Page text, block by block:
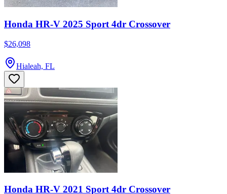
Honda HR-V 2025 Sport 4dr Crossover
$26,098
Hialeah, FL
Honda HR-V 2021 Sport 4dr Crossover